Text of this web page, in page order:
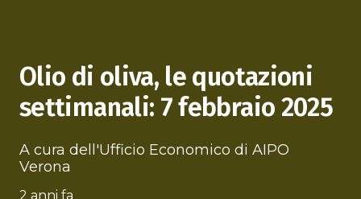
Olio di oliva, le quotazioni
settimanali: 7 febbraio 2025
A cura dell'Ufficio Economico di AIPO
Verona
2 anni fa